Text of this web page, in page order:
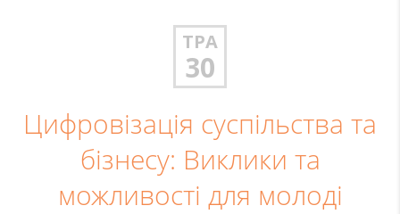
ТРА
30
Цифровізація суспільства та
бізнесу: Виклики та
можливості для молоді